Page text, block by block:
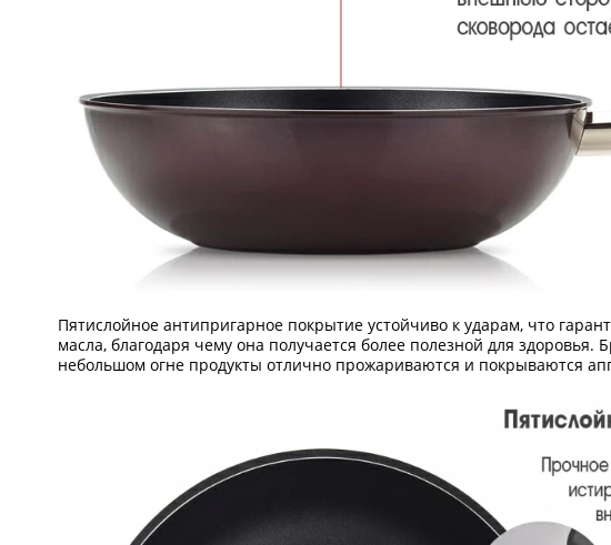
Пятислойное антипригарное покрытие устойчиво к ударам, что
масла, благодаря чему она получается более полезной для
небольшом огне продукты отлично прожариваются и покрываются